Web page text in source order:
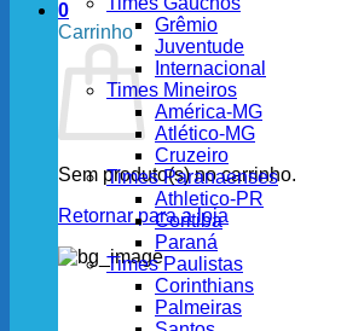
0
Carrinho
Sem produto(s) no carrinho.
Retornar para a loja
Grêmio
Juventude
Internacional
Times Mineiros
América-MG
Atlético-MG
Cruzeiro
Times Paranaenses
Athletico-PR
Coritiba
Paraná
Times Paulistas
Corinthians
Palmeiras